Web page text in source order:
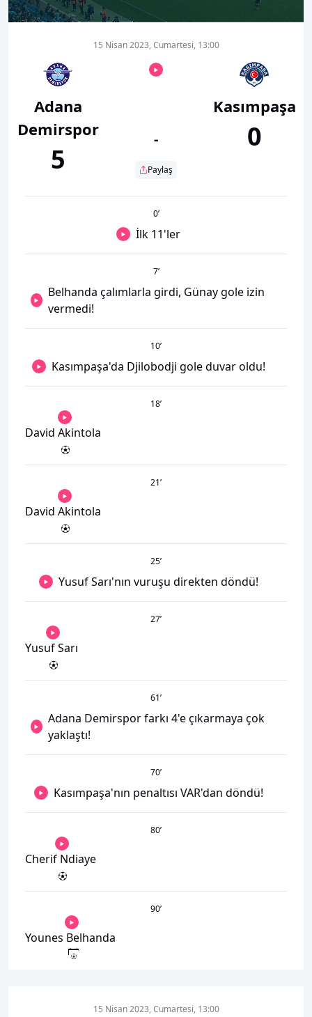
00:00 02:03
Adana
Demirspor
5
15 Nisan 2023, Cumartesi, 13:00
-
Paylaş
Kasımpaşa
0
0’
İlk 11'ler
7’
Belhanda çalımlarla girdi, Günay gole izin
vermedi!
10’
Kasımpaşa'da Djilobodji gole duvar oldu!
18’
David Akintola
21’
David Akintola
25’
Yusuf Sarı'nın vuruşu direkten döndü!
27’
Yusuf Sarı
61’
Adana Demirspor farkı 4'e çıkarmaya çok
yaklaştı!
70’
Kasımpaşa'nın penaltısı VAR'dan döndü!
80’
Cherif Ndiaye
90’
Younes Belhanda
15 Nisan 2023, Cumartesi, 13:00